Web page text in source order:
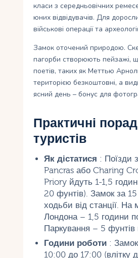
класи з середньовічних
юних відвідувачів. Для
військові операції та
Замок оточений природою.
пагорби створюють пейзажі,
поетів, таких як Меттью
територією безкоштовні, а
ясний день – бонус для
Практичні
туристів
Як дістатися : Поїзди
Pancras або Charing
Priory йдуть 1-1,5
20 фунтів). Замок за
ходьби від станції. На
Лондона – 1,5 години
Паркування – 5 фунтів
Години роботи: Замок
10:00 до 17:00 (влітку